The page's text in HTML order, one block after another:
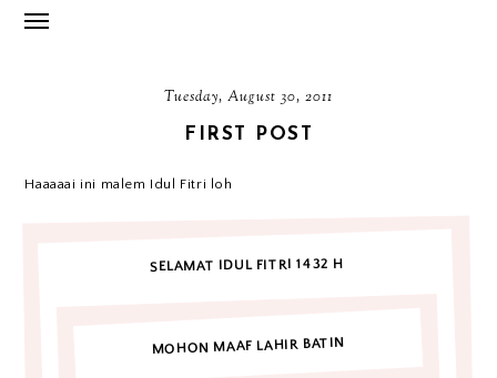
Tuesday, August 30, 2011
FIRST POST
Haaaaai ini malem Idul Fitri loh
SELAMAT IDUL FITRI 1432 H
MOHON MAAF LAHIR BATIN